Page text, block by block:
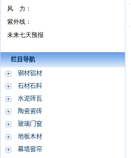
栏目导航
钢材铝材
石材石料
水泥砖瓦
陶瓷瓷砖
玻璃门窗
地板木材
幕墙窗帘